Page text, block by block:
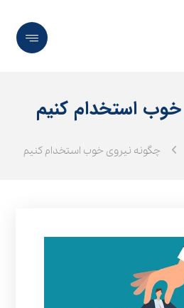
استخدام کنیم
چگونه نیروی خوب استخدام کنیم